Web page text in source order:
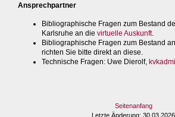
Ansprechpartner
Bibliographische Fragen zum Bestand
Karlsruhe an die virtuelle Auskunft.
Bibliographische Fragen zum Bestand
richten Sie bitte direkt an diese.
Technische Fragen: Uwe Dierolf,
Seitenanfang
Letzte Änderung: 30.03.2026